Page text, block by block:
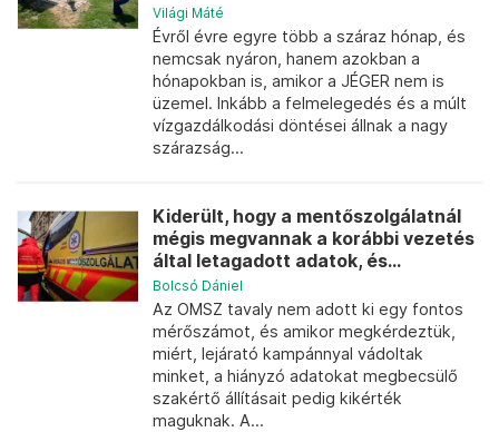
Világi Máté
Évről évre egyre több a száraz hónap, és
nemcsak nyáron, hanem azokban a
hónapokban is, amikor a JÉGER nem is
üzemel. Inkább a felmelegedés és a múlt
vízgazdálkodási döntései állnak a nagy
szárazság...
Kiderült, hogy a mentőszolgálatnál
mégis megvannak a korábbi vezetés
által letagadott adatok, és...
Bolcsó Dániel
Az OMSZ tavaly nem adott ki egy fontos
mérőszámot, és amikor megkérdeztük,
miért, lejárató kampánnyal vádoltak
minket, a hiányzó adatokat megbecsülő
szakértő állításait pedig kikérték
maguknak. A...